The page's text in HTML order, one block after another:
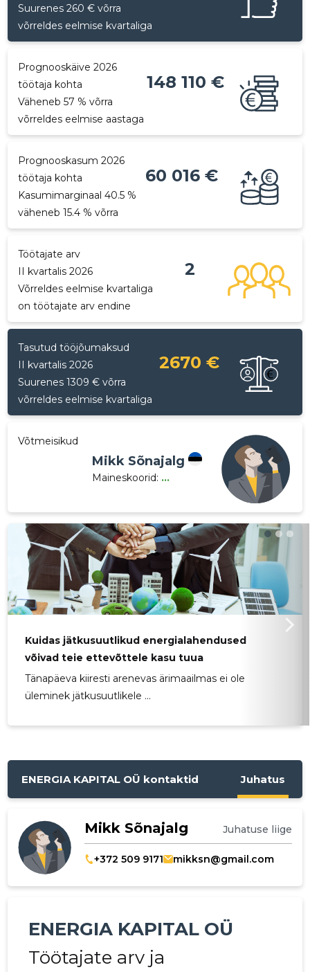
Suurenes 260 € võrra
võrreldes eelmise kvartaliga
Prognooskäive 2026
töötaja kohta
148 110 €
Väheneb 57 % võrra
võrreldes eelmise aastaga
Prognooskasum 2026
töötaja kohta
60 016 €
Kasumimarginaal 40.5 %
väheneb 15.4 % võrra
Töötajate arv
II kvartalis 2026
2
Võrreldes eelmise kvartaliga
on töötajate arv endine
Tasutud tööjõumaksud
II kvartalis 2026
2670 €
Suurenes 1309 € võrra
võrreldes eelmise kvartaliga
Võtmeisikud
Mikk Sõnajalg
Maineskoorid: ...
Kuidas jätkusuutlikud energialahendused
võivad teie ettevõttele kasu tuua
Tänapäeva kiiresti arenevas ärimaailmas ei ole
üleminek jätkusuutlikele ...
ENERGIA KAPITAL OÜ kontaktid Juhatus
Mikk Sõnajalg Juhatuse liige
+372 509 9171 mikksn@gmail.com
ENERGIA KAPITAL OÜ
Töötajate arv ja